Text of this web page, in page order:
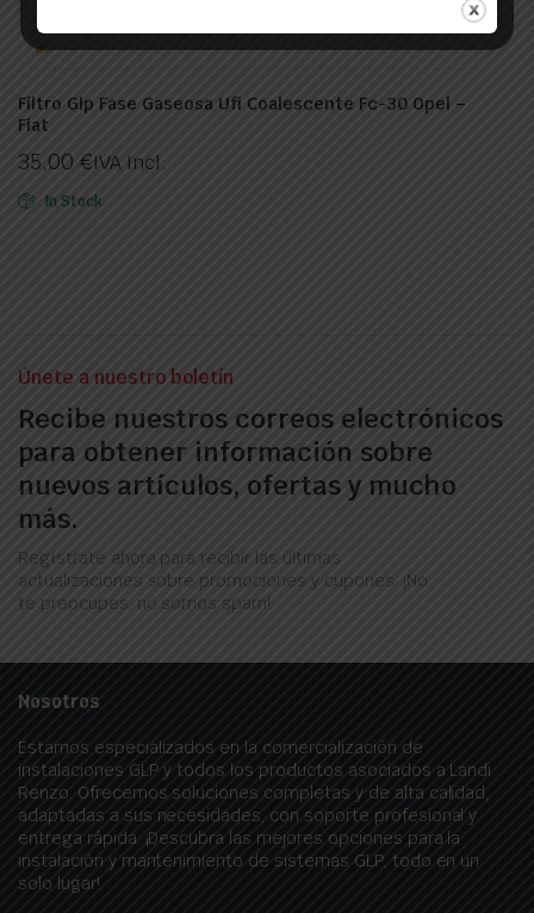
Filtro Glp Fase Gaseosa Ufi Coalescente Fc-30 Opel –
Fiat
35,00 €IVA Incl.
In Stock
Únete a nuestro boletín
Recibe nuestros correos electrónicos
para obtener información sobre
nuevos artículos, ofertas y mucho
más.
Regístrate ahora para recibir las últimas
actualizaciones sobre promociones y cupones. ¡No
te preocupes, no somos spam!
Nosotros
Estamos especializados en la comercialización de
instalaciones GLP y todos los productos asociados a Landi
Renzo. Ofrecemos soluciones completas y de alta calidad,
adaptadas a sus necesidades, con soporte profesional y
entrega rápida. ¡Descubra las mejores opciones para la
instalación y mantenimiento de sistemas GLP, todo en un
solo lugar!